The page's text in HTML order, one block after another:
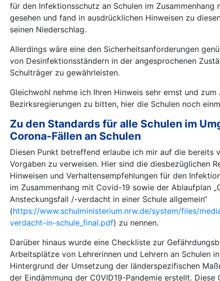
für den Infektionsschutz an Schulen im Zusammenhang
gesehen und fand in ausdrücklichen Hinweisen zu
seinen Niederschlag.
Allerdings wäre eine den Sicherheitsanforderungen
von Desinfektionsständern in der angesprochenen
Schulträger zu gewährleisten.
Gleichwohl nehme ich Ihren Hinweis sehr ernst und zum
Bezirksregierungen zu bitten, hier die Schulen noch
Zu den Standards für alle Schulen im
Corona-Fällen an Schulen
Diesen Punkt betreffend erlaube ich mir auf die bereits
Vorgaben zu verweisen. Hier sind die diesbezüglichen
Hinweisen und Verhaltensempfehlungen für den
im Zusammenhang mit Covid-19 sowie der Ablaufplan
Ansteckungsfall /-verdacht in einer Schule allgemein“
(https://www.schulministerium.nrw.de/system/files/
verdacht-in-schule_final.pdf) zu nennen.
Darüber hinaus wurde eine Checkliste zur
Arbeitsplätze von Lehrerinnen und Lehrern an Schulen
Hintergrund der Umsetzung der länderspezifischen
der Eindämmung der C0VID19-Pandemie erstellt. Diese